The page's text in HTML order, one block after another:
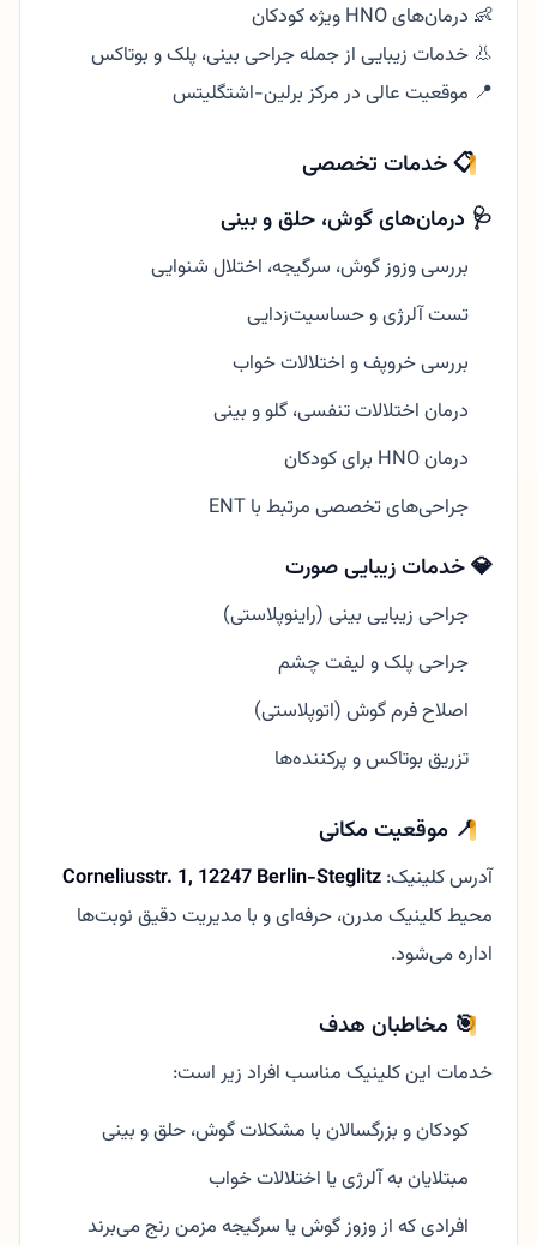
👶 درمان‌های HNO ویژه کودکان
👃 خدمات زیبایی از جمله جراحی بینی، پلک و بوتاکس
📍 موقعیت عالی در مرکز برلین-اشتگلیتس
📋 خدمات تخصصی
🩺 درمان‌های گوش، حلق و بینی
بررسی وزوز گوش، سرگیجه، اختلال شنوایی
تست آلرژی و حساسیت‌زدایی
بررسی خروپف و اختلالات خواب
درمان اختلالات تنفسی، گلو و بینی
درمان HNO برای کودکان
جراحی‌های تخصصی مرتبط با ENT
💎 خدمات زیبایی صورت
جراحی زیبایی بینی (راینوپلاستی)
جراحی پلک و لیفت چشم
اصلاح فرم گوش (اتوپلاستی)
تزریق بوتاکس و پرکننده‌ها
📍 موقعیت مکانی
آدرس کلینیک:Corneliusstr. 1, 12247 Berlin-Steglitz
محیط کلینیک مدرن، حرفه‌ای و با مدیریت دقیق نوبت‌ها
اداره می‌شود.
🎯 مخاطبان هدف
خدمات این کلینیک مناسب افراد زیر است:
کودکان و بزرگسالان با مشکلات گوش، حلق و بینی
مبتلایان به آلرژی یا اختلالات خواب
افرادی که از وزوز گوش یا سرگیجه مزمن رنج می‌برند